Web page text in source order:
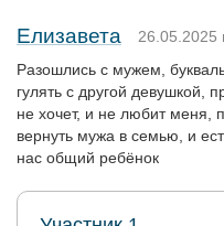
Елизавета
26.05.2025
Разошлись с мужем,
гулять с другой девушкой,
не хочет, и не любит меня,
вернуть мужа в семью, и
нас общий ребёнок